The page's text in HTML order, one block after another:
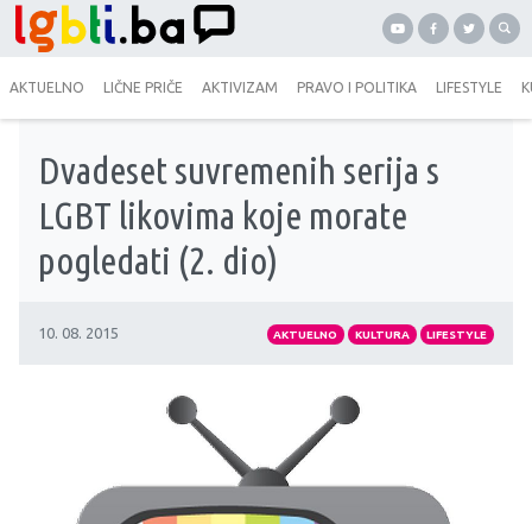
AKTUELNO LIČNE PRIČE AKTIVIZAM PRAVO I POLITIKA LIFESTYLE
Dvadeset suvremenih serija s
LGBT likovima koje morate
pogledati (2. dio)
10. 08. 2015 AKTUELNO KULTURA LIFESTYLE